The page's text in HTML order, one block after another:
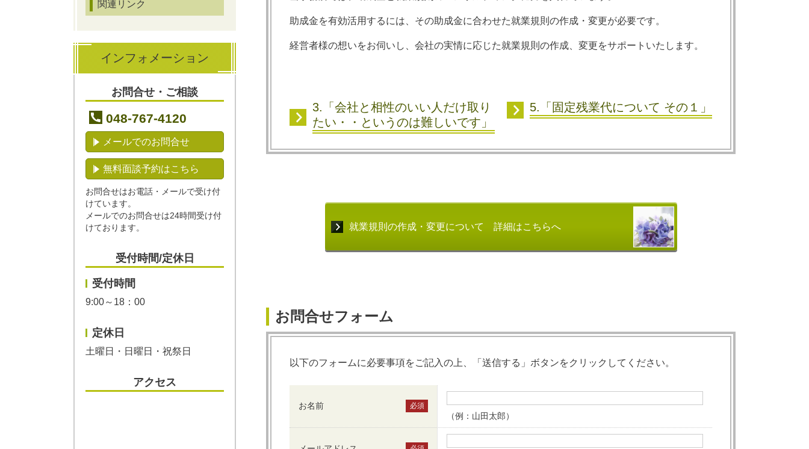
助成金を有効活用するには、その助成金に合わせた就業規則の作成・変更が必要です。
経営者様の想いをお伺いし、会社の実情に応じた就業規則の作成、変更をサポートいたします。
3.「会社と相性のいい人だけ取り
たい・・というのは難しいです」
5.「固定残業代について その１」
就業規則の作成・変更について 詳細はこちらへ
お問合せフォーム
以下のフォームに必要事項をご記入の上、「送信する」ボタンをクリックしてください。
お名前 必須
（例：山田太郎）
関連リンク
インフォメーション
お問合せ・ご相談
048-767-4120
メールでのお問合せ
無料面談予約はこちら
お問合せはお電話・メールで受け付
けています。
メールでのお問合せは24時間受け付
けております。
受付時間/定休日
受付時間
9:00～18：00
定休日
土曜日・日曜日・祝祭日
アクセス